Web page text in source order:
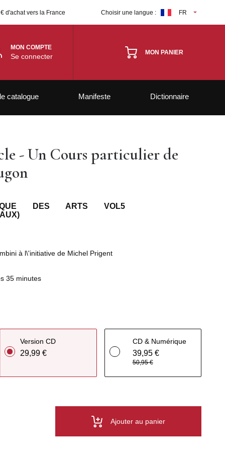
d'achat vers la France Choisir une langue : FR
MON COMPTE
Se connecter MON PANIER
catalogue Manifeste Dictionnaire
- Un Cours particulier de
DES ARTS VOL5
à l\'initiative de Michel Prigent
35 minutes
Version CD
29,99 €
CD & Numérique
39,95 €
50,95 €
Ajouter au panier